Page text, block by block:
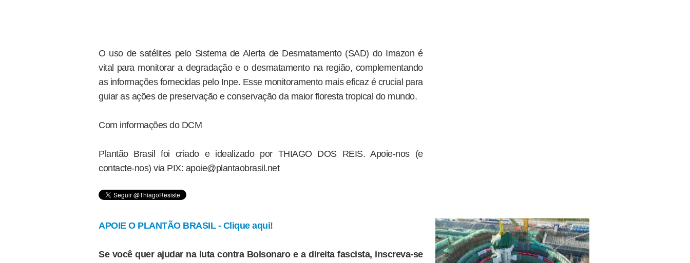
O uso de satélites pelo Sistema de Alerta de Desmatamento (SAD) do Imazon é
vital para monitorar a degradação e o desmatamento na região, complementando
as informações fornecidas pelo Inpe. Esse monitoramento mais eficaz é crucial para
guiar as ações de preservação e conservação da maior floresta tropical do mundo.
Com informações do DCM
Plantão Brasil foi criado e idealizado por THIAGO DOS REIS. Apoie-nos (e
contacte-nos) via PIX: apoie@plantaobrasil.net
APOIE O PLANTÃO BRASIL - Clique aqui!
Se você quer ajudar na luta contra Bolsonaro e a direita fascista, inscreva-se